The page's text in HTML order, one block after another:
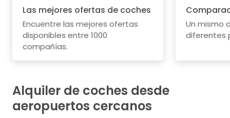
Las mejores ofertas de coches
Encuentre las mejores ofertas
disponibles entre 1000
compañías.
Un mismo
diferentes
Alquiler de coches desde
aeropuertos cercanos